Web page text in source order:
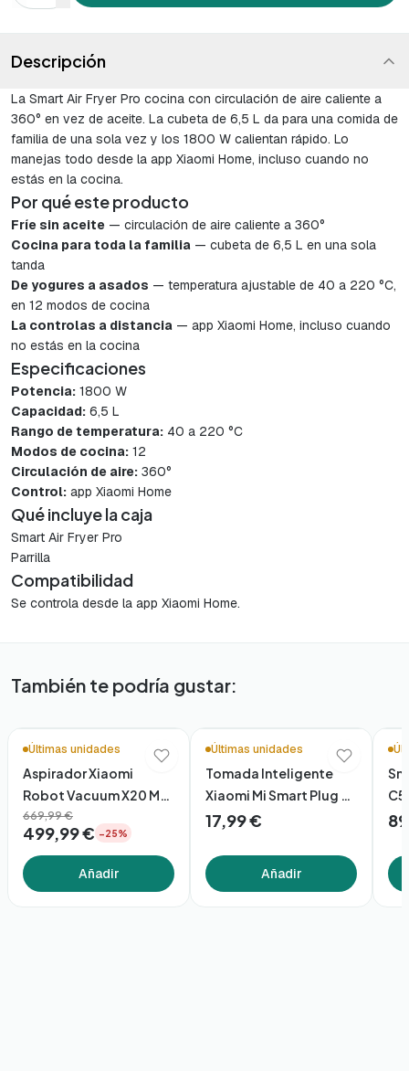
Descripción
La Smart Air Fryer Pro cocina con circulación de aire caliente a
360° en vez de aceite. La cubeta de 6,5 L da para una comida de
familia de una sola vez y los 1800 W calientan rápido. Lo
manejas todo desde la app Xiaomi Home, incluso cuando no
estás en la cocina.
Por qué este producto
Fríe sin aceite — circulación de aire caliente a 360°
Cocina para toda la familia — cubeta de 6,5 L en una sola
tanda
De yogures a asados — temperatura ajustable de 40 a 220 °C,
en 12 modos de cocina
La controlas a distancia — app Xiaomi Home, incluso cuando
no estás en la cocina
Especificaciones
Potencia: 1800 W
Capacidad: 6,5 L
Rango de temperatura: 40 a 220 °C
Modos de cocina: 12
Circulación de aire: 360°
Control: app Xiaomi Home
Qué incluye la caja
Smart Air Fryer Pro
Parrilla
Compatibilidad
Se controla desde la app Xiaomi Home.
También te podría gustar:
Últimas unidades
Aspirador Xiaomi
Robot Vacuum X20 Max
Eu
669,99 €
499,99 € −25%
Añadir
Últimas unidades
Tomada Inteligente
Xiaomi Mi Smart Plug 2
Wifi
17,99 €
Añadir